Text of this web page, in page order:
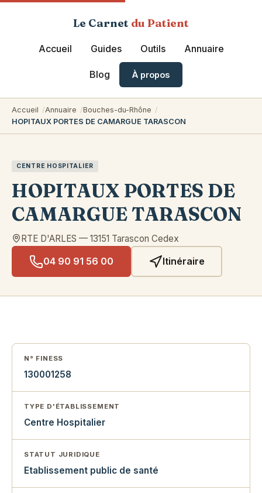
Le Carnet du Patient
Accueil Guides Outils Annuaire
Blog À propos
Accueil Annuaire
Bouches-du-Rhône
HOPITAUX PORTES DE CAMARGUE TARASCON
CENTRE HOSPITALIER
HOPITAUX PORTES DE
CAMARGUE TARASCON
RTE D'ARLES — 13151 Tarascon Cedex
04 90 91 56 00 Itinéraire
N° FINESS
130001258
TYPE D'ÉTABLISSEMENT
Centre Hospitalier
STATUT JURIDIQUE
Etablissement public de santé